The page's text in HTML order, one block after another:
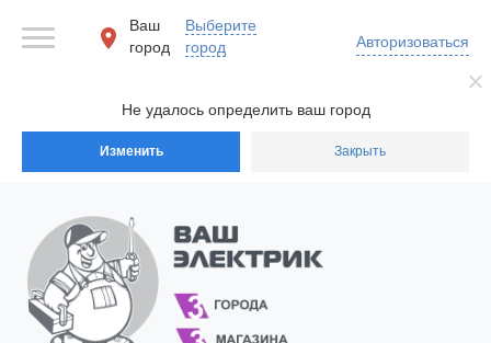
Не удалось определить ваш город
Изменить Закрыть
Ваш
город
Выберите
город
Авторизоваться